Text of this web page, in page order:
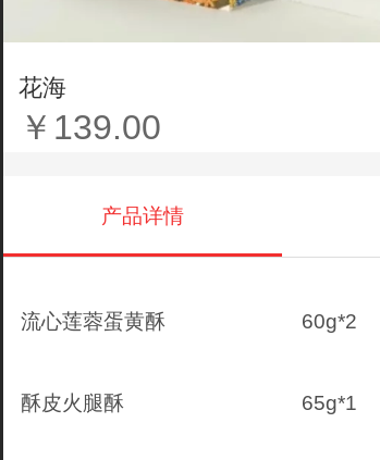
花海
￥139.00
产品详情
流心莲蓉蛋黄酥 60g*2
酥皮火腿酥 65g*1